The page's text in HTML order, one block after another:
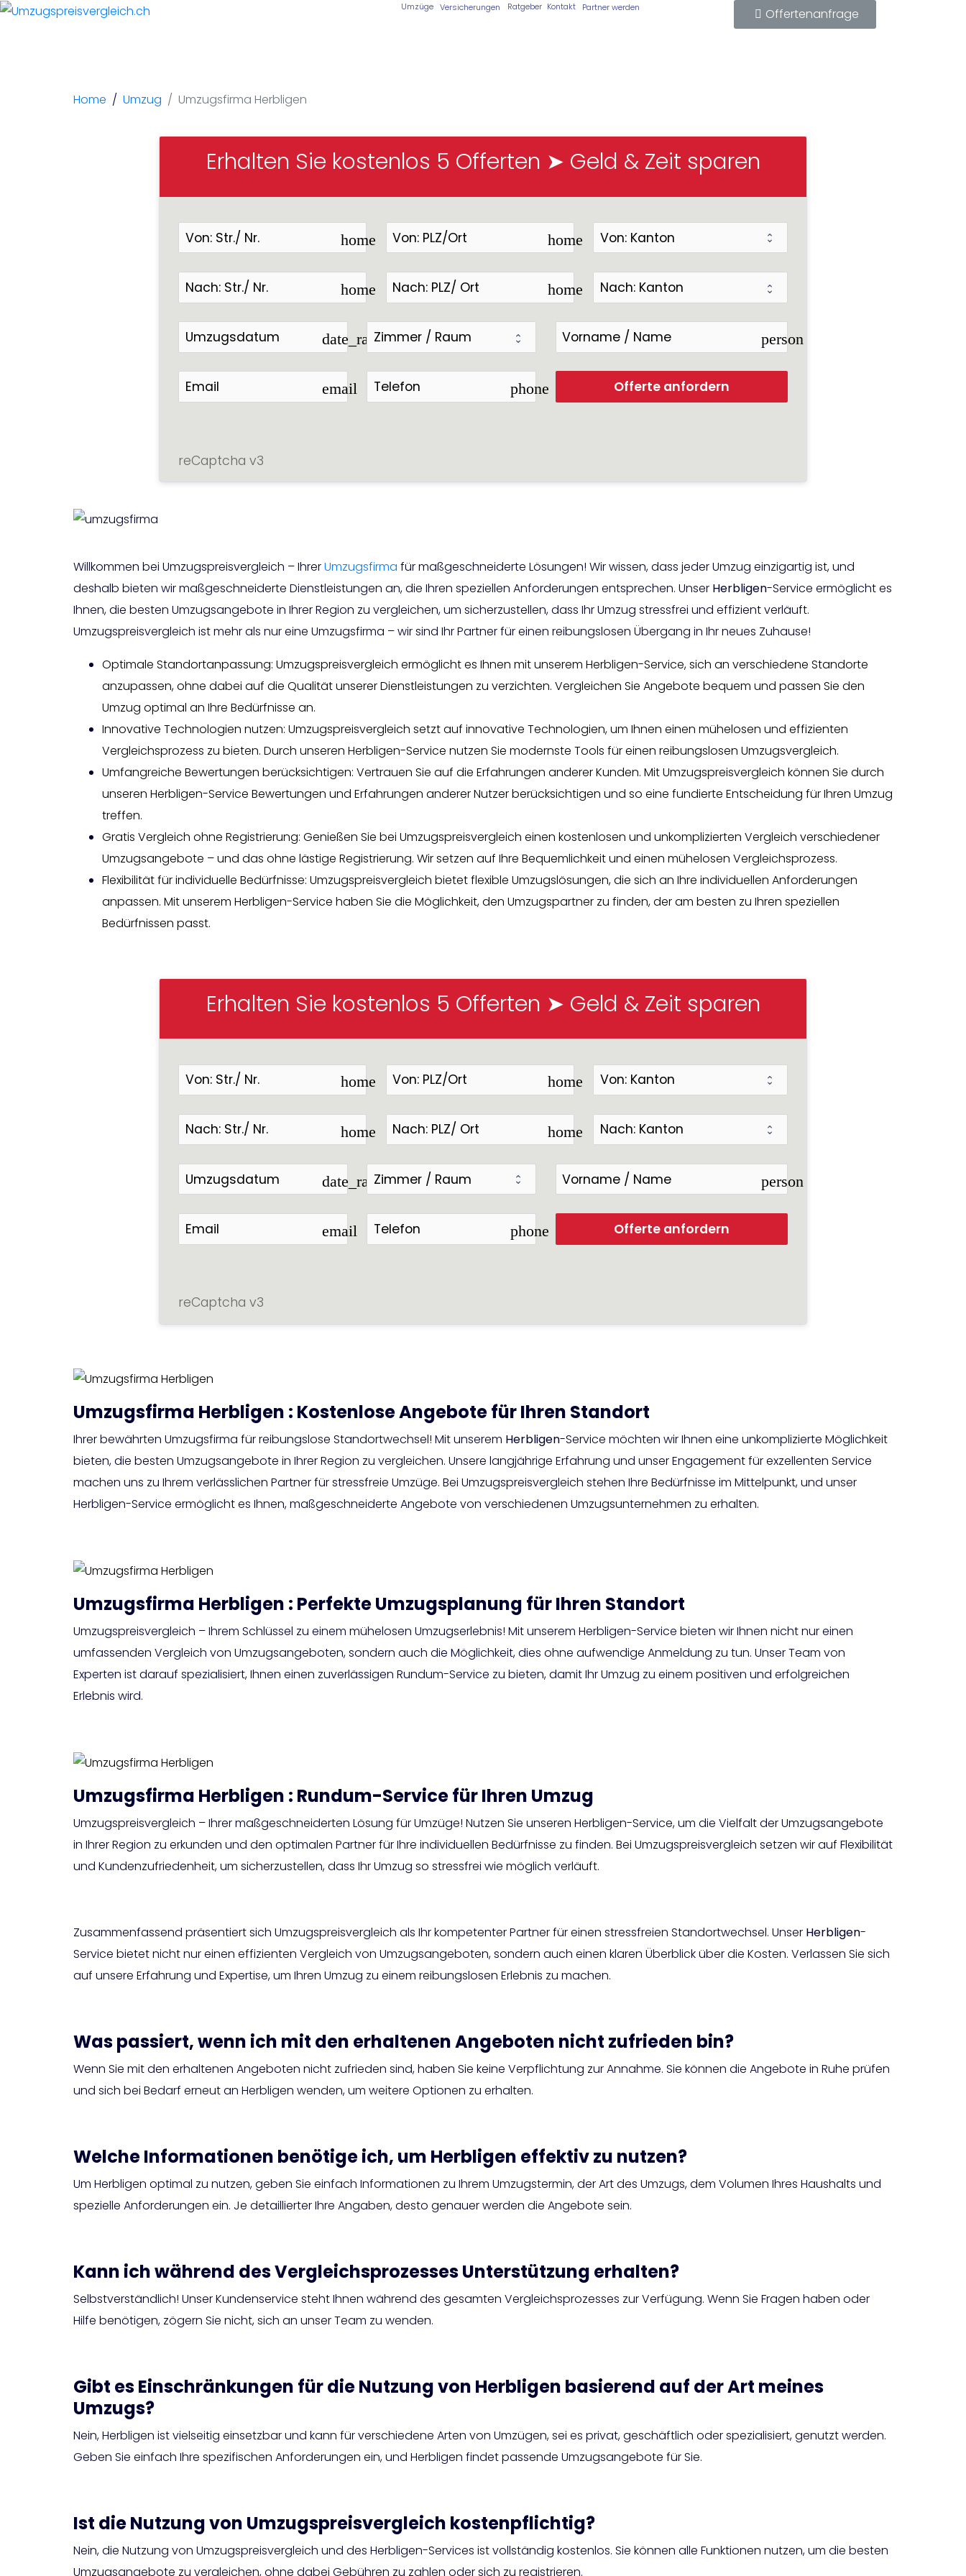
Umzüge Versicherungen Ratgeber Kontakt Partner werden Offertenanfrage
Home Umzug Umzugsfirma Herbligen
Erhalten Sie kostenlos 5 Offerten ➤ Geld & Zeit sparen
home home
home home
date_range person
email phone Offerte anfordern
reCaptcha v3
Willkommen bei Umzugspreisvergleich – IhrerUmzugsfirma für maßgeschneiderte Lösungen! Wir wissen, dass jeder Umzug einzigartig ist, und
deshalb bieten wir maßgeschneiderte Dienstleistungen an, die Ihren speziellen Anforderungen entsprechen. Unser Herbligen-Service ermöglicht es
Ihnen, die besten Umzugsangebote in Ihrer Region zu vergleichen, um sicherzustellen, dass Ihr Umzug stressfrei und effizient verläuft.
Umzugspreisvergleich ist mehr als nur eine Umzugsfirma – wir sind Ihr Partner für einen reibungslosen Übergang in Ihr neues Zuhause!
Optimale Standortanpassung: Umzugspreisvergleich ermöglicht es Ihnen mit unserem Herbligen-Service, sich an verschiedene Standorte
anzupassen, ohne dabei auf die Qualität unserer Dienstleistungen zu verzichten. Vergleichen Sie Angebote bequem und passen Sie den
Umzug optimal an Ihre Bedürfnisse an.
Innovative Technologien nutzen: Umzugspreisvergleich setzt auf innovative Technologien, um Ihnen einen mühelosen und effizienten
Vergleichsprozess zu bieten. Durch unseren Herbligen-Service nutzen Sie modernste Tools für einen reibungslosen Umzugsvergleich.
Umfangreiche Bewertungen berücksichtigen: Vertrauen Sie auf die Erfahrungen anderer Kunden. Mit Umzugspreisvergleich können Sie durch
unseren Herbligen-Service Bewertungen und Erfahrungen anderer Nutzer berücksichtigen und so eine fundierte Entscheidung für Ihren Umzug
treffen.
Gratis Vergleich ohne Registrierung: Genießen Sie bei Umzugspreisvergleich einen kostenlosen und unkomplizierten Vergleich verschiedener
Umzugsangebote – und das ohne lästige Registrierung. Wir setzen auf Ihre Bequemlichkeit und einen mühelosen Vergleichsprozess.
Flexibilität für individuelle Bedürfnisse: Umzugspreisvergleich bietet flexible Umzugslösungen, die sich an Ihre individuellen Anforderungen
anpassen. Mit unserem Herbligen-Service haben Sie die Möglichkeit, den Umzugspartner zu finden, der am besten zu Ihren speziellen
Bedürfnissen passt.
Erhalten Sie kostenlos 5 Offerten ➤ Geld & Zeit sparen
home home
home home
date_range person
email phone Offerte anfordern
reCaptcha v3
Umzugsfirma Herbligen : Kostenlose Angebote für Ihren Standort
Ihrer bewährten Umzugsfirma für reibungslose Standortwechsel! Mit unserem Herbligen-Service möchten wir Ihnen eine unkomplizierte Möglichkeit
bieten, die besten Umzugsangebote in Ihrer Region zu vergleichen. Unsere langjährige Erfahrung und unser Engagement für exzellenten Service
machen uns zu Ihrem verlässlichen Partner für stressfreie Umzüge. Bei Umzugspreisvergleich stehen Ihre Bedürfnisse im Mittelpunkt, und unser
Herbligen-Service ermöglicht es Ihnen, maßgeschneiderte Angebote von verschiedenen Umzugsunternehmen zu erhalten.
Umzugsfirma Herbligen : Perfekte Umzugsplanung für Ihren Standort
Umzugspreisvergleich – Ihrem Schlüssel zu einem mühelosen Umzugserlebnis! Mit unserem Herbligen-Service bieten wir Ihnen nicht nur einen
umfassenden Vergleich von Umzugsangeboten, sondern auch die Möglichkeit, dies ohne aufwendige Anmeldung zu tun. Unser Team von
Experten ist darauf spezialisiert, Ihnen einen zuverlässigen Rundum-Service zu bieten, damit Ihr Umzug zu einem positiven und erfolgreichen
Erlebnis wird.
Umzugsfirma Herbligen : Rundum-Service für Ihren Umzug
Umzugspreisvergleich – Ihrer maßgeschneiderten Lösung für Umzüge! Nutzen Sie unseren Herbligen-Service, um die Vielfalt der Umzugsangebote
in Ihrer Region zu erkunden und den optimalen Partner für Ihre individuellen Bedürfnisse zu finden. Bei Umzugspreisvergleich setzen wir auf Flexibilität
und Kundenzufriedenheit, um sicherzustellen, dass Ihr Umzug so stressfrei wie möglich verläuft.
Zusammenfassend präsentiert sich Umzugspreisvergleich als Ihr kompetenter Partner für einen stressfreien Standortwechsel. Unser Herbligen-
Service bietet nicht nur einen effizienten Vergleich von Umzugsangeboten, sondern auch einen klaren Überblick über die Kosten. Verlassen Sie sich
auf unsere Erfahrung und Expertise, um Ihren Umzug zu einem reibungslosen Erlebnis zu machen.
Was passiert, wenn ich mit den erhaltenen Angeboten nicht zufrieden bin?
Wenn Sie mit den erhaltenen Angeboten nicht zufrieden sind, haben Sie keine Verpflichtung zur Annahme. Sie können die Angebote in Ruhe prüfen
und sich bei Bedarf erneut an Herbligen wenden, um weitere Optionen zu erhalten.
Welche Informationen benötige ich, um Herbligen effektiv zu nutzen?
Um Herbligen optimal zu nutzen, geben Sie einfach Informationen zu Ihrem Umzugstermin, der Art des Umzugs, dem Volumen Ihres Haushalts und
spezielle Anforderungen ein. Je detaillierter Ihre Angaben, desto genauer werden die Angebote sein.
Kann ich während des Vergleichsprozesses Unterstützung erhalten?
Selbstverständlich! Unser Kundenservice steht Ihnen während des gesamten Vergleichsprozesses zur Verfügung. Wenn Sie Fragen haben oder
Hilfe benötigen, zögern Sie nicht, sich an unser Team zu wenden.
Gibt es Einschränkungen für die Nutzung von Herbligen basierend auf der Art meines
Umzugs?
Nein, Herbligen ist vielseitig einsetzbar und kann für verschiedene Arten von Umzügen, sei es privat, geschäftlich oder spezialisiert, genutzt werden.
Geben Sie einfach Ihre spezifischen Anforderungen ein, und Herbligen findet passende Umzugsangebote für Sie.
Ist die Nutzung von Umzugspreisvergleich kostenpflichtig?
Nein, die Nutzung von Umzugspreisvergleich und des Herbligen-Services ist vollständig kostenlos. Sie können alle Funktionen nutzen, um die besten
Umzugsangebote zu vergleichen, ohne dabei Gebühren zu zahlen oder sich zu registrieren.